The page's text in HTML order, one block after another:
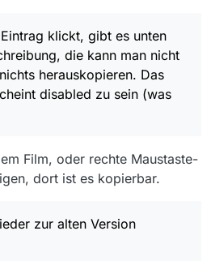
Inhalt scheint disabled zu sein (was
war)
klickt, gibt es unten
die kann man nicht
herauskopieren. Das
disabled zu sein (was
Film, oder rechte Maustaste-
dort ist es kopierbar.
zur alten Version